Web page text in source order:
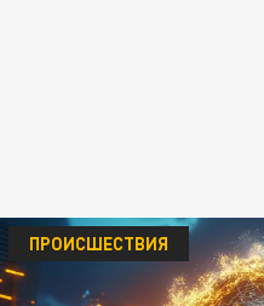
ПРОИСШЕСТВИЯ